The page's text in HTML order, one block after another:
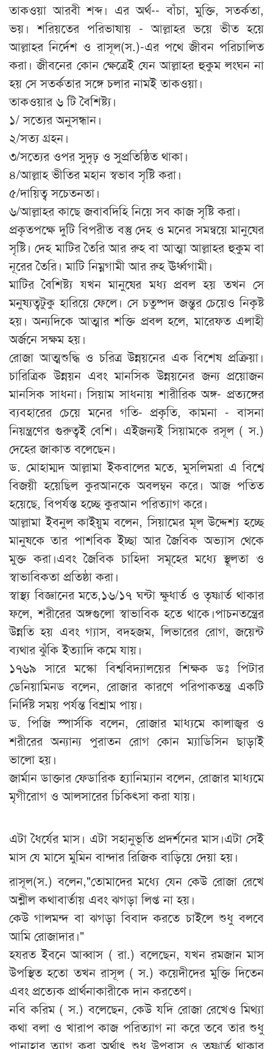
তাকওয়া আরবী শব্দ। এর অর্থ-- বাঁচা, মুক্তি, সতর্কতা,
ভয়। শরিয়তের পরিভাষায় - আল্লাহর ভয়ে ভীত হয়ে
আল্লাহর নির্দেশ ও রাসূল(স.)-এর পথে জীবন পরিচালিত
করা। জীবনের কোন ক্ষেত্রেই যেন আল্লাহর হুকুম লংঘন না
হয় সে সতর্কতার সঙ্গে চলার নামই তাকওয়া।
তাকওয়ার ৬ টি বৈশিষ্ট্য।
১/ সত্যের অনুসন্ধান।
২/সত্য গ্রহন।
৩/সত্যের ওপর সুদৃঢ় ও সুপ্রতিষ্ঠিত থাকা।
৪/আল্লাহ ভীতির মহান স্বভাব সৃষ্টি করা।
৫/দায়িত্ব সচেতনতা।
৬/আল্লাহর কাছে জবাবদিহি নিয়ে সব কাজ সৃষ্টি করা।
প্রকৃতপক্ষে দুটি বিপরীত বস্তু দেহ ও মনের সমন্বয়ে মানুষের
সৃষ্টি। দেহ মাটির তৈরি আর রুহ বা আত্মা আল্লাহর হুকুম বা
নূরের তৈরি। মাটি নিম্নগামী আর রুহ ঊর্ধ্বগামী।
মাটির বৈশিষ্ট্য যখন মানুষের মধ্য প্রবল হয় তখন সে
মনুষ্যত্বটুকু হারিয়ে ফেলে। সে চতুষ্পদ জন্তুর চেয়েও নিকৃষ্ট
হয়। অন্যদিকে আত্মার শক্তি প্রবল হলে, মারেফত এলাহী
অর্জনে সক্ষম হয়।
রোজা আত্মশুদ্ধি ও চরিত্র উন্নয়নের এক বিশেষ প্রক্রিয়া।
চারিত্রিক উন্নয়ন এবং মানসিক উন্নয়নের জন্য প্রয়োজন
মানসিক সাধনা। সিয়াম সাধনায় শারীরিক অঙ্গ- প্রত্যঙ্গের
ব্যবহারের চেয়ে মনের গতি- প্রকৃতি, কামনা - বাসনা
নিয়ন্ত্রণের গুরুত্বই বেশি। এইজন্যই সিয়ামকে রসূল ( স.)
দেহের জাকাত বলেছেন।
ড. মোহাম্মদ আল্লামা ইকবালের মতে, মুসলিমরা এ বিশ্বে
বিজয়ী হয়েছিল কুরআনকে অবলম্বন করে। আজ পতিত
হয়েছে, বিপর্যস্ত হচ্ছে কুরআন পরিত্যাগ করে।
আল্লামা ইবনুল কাইয়ুম বলেন, সিয়ামের মূল উদ্দেশ্য হচ্ছে
মানুষকে তার পাশবিক ইচ্ছা আর জৈবিক অভ্যাস থেকে
মুক্ত করা।এবং জৈবিক চাহিদা সমূহের মধ্যে স্থূলতা ও
স্বাভাবিকতা প্রতিষ্ঠা করা।
স্বাস্থ্য বিজ্ঞানের মতে,১৬/১৭ ঘন্টা ক্ষুধার্ত ও তৃষ্ণার্ত থাকার
ফলে, শরীরের অঙ্গগুলো স্বাভাবিক হতে থাকে।পাচনতন্ত্রের
উন্নতি হয় এবং গ্যাস, বদহজম, লিভারের রোগ, জয়েন্ট
ব্যথার ঝুঁকি ইত্যাদি কমে যায়।
১৭৬৯ সারে মস্কো বিশ্ববিদ্যালয়ের শিক্ষক ডঃ পিটার
ডেনিয়ামিনড বলেন, রোজার কারণে পরিপাকতন্ত্র একটি
নির্দিষ্ট সময় পর্যন্ত বিশ্রাম পায়।
ড. পিজি স্পার্সকি বলেন, রোজার মাধ্যমে কালাজ্বর ও
শরীরের অন্যান্য পুরাতন রোগ কোন ম্যাডিসিন ছাড়াই
ভালো হয়।
জার্মান ডাক্তার ফেডারিক হ্যানিম্যান বলেন, রোজার মাধ্যমে
মৃগীরোগ ও আলসারের চিকিৎসা করা যায়।
এটা ধৈর্যের মাস। এটা সহানুভূতি প্রদর্শনের মাস।এটা সেই
মাস যে মাসে মুমিন বান্দার রিজিক বাড়িয়ে দেয়া হয়।
রাসূল(স.) বলেন,"তোমাদের মধ্যে যেন কেউ রোজা রেখে
অশ্লীল কথাবার্তায় এবং ঝগড়া লিপ্ত না হয়।
কেউ গালমন্দ বা ঝগড়া বিবাদ করতে চাইলে শুধু বলবে
আমি রোজাদার।"
হযরত ইবনে আব্বাস ( রা.) বলেছেন, যখন রমজান মাস
উপস্থিত হতো তখন রাসূল ( স.) কয়েদীদের মুক্তি দিতেন
এবং প্রত্যেক প্রার্থনাকারীকে দান করতেণ।
নবি করিম ( স.) বলেছেন, কেউ যদি রোজা রেখেও মিথ্যা
কথা বলা ও খারাপ কাজ পরিত্যাগ না করে তবে তার শুধু
পানাহার ত্যাগ করা অর্থাৎ শুধু উপবাস ও তৃষ্ণার্ত থাকার